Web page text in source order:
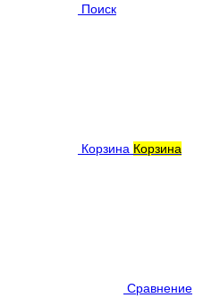
Поиск
Корзина Корзина
Сравнение